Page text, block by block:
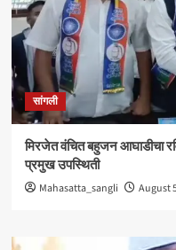
सांगली
मिरजेत वंचित बहुजन आघाडीचा
प्रमुख उपस्थिती
Mahasatta_sangli August